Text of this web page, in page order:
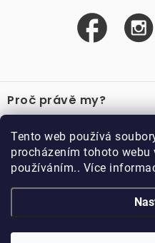
Tento web používá
procházením tohoto
používáním.. Více
á
p
a
Proč právě my?
Recenze
Důležité odkazy
Velkoobchod
Vzorková prodejna
Kariéra
Blog
O nákupu
Obchodní podmínky
Podmínky věrnostního
Doppler CZ spol. s.r.o.,